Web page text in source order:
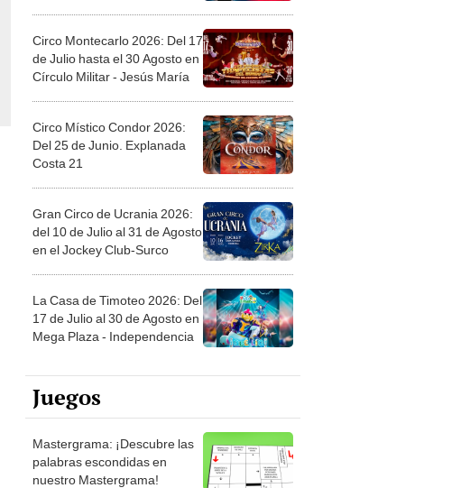
Circo Montecarlo 2026: Del 17
de Julio hasta el 30 Agosto en
Círculo Militar - Jesús María
Circo Místico Condor 2026:
Del 25 de Junio. Explanada
Costa 21
Gran Circo de Ucrania 2026:
del 10 de Julio al 31 de Agosto
en el Jockey Club-Surco
La Casa de Timoteo 2026: Del
17 de Julio al 30 de Agosto en
Mega Plaza - Independencia
Juegos
Mastergrama: ¡Descubre las
palabras escondidas en
nuestro Mastergrama!